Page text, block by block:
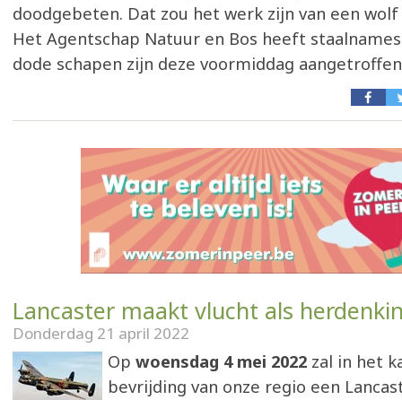
doodgebeten. Dat zou het werk zijn van een
Het Agentschap Natuur en Bos heeft
dode schapen zijn deze voormiddag
Lancaster maakt vlucht als
Donderdag 21 april 2022
Op woensdag 4 mei 2022 zal in het
bevrijding van onze regio een